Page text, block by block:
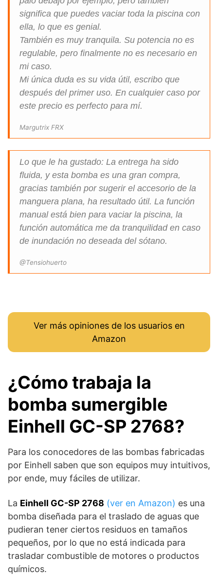
significa que puedes vaciar toda la piscina con
ella, lo que es genial.
También es muy tranquila. Su potencia no es
regulable, pero finalmente no es necesario en
mi caso.
Mi única duda es su vida útil, escribo que
después del primer uso. En cualquier caso por
este precio es perfecto para mí.
Margutrix FRX
Lo que le ha gustado: La entrega ha sido
fluida, y esta bomba es una gran compra,
gracias también por sugerir el accesorio de la
manguera plana, ha resultado útil. La función
manual está bien para vaciar la piscina, la
función automática me da tranquilidad en caso
de inundación no deseada del sótano.
@Tensiohuerto
Ver más opiniones de los usuarios en
Amazon
¿Cómo trabaja la
bomba sumergible
Einhell GC-SP 2768?
Para los conocedores de las bombas fabricadas
por Einhell saben que son equipos muy intuitivos,
por ende, muy fáciles de utilizar.
La Einhell GC-SP 2768 (ver en Amazon) es una
bomba diseñada para el traslado de aguas que
pudieran tener ciertos residuos en tamaños
pequeños, por lo que no está indicada para
trasladar combustible de motores o productos
químicos.